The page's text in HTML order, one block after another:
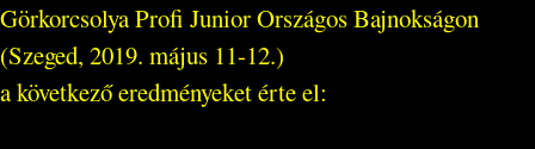
Görkorcsolya Profi Junior Országos Bajnokságon
(Szeged, 2019. május 11-12.)
a következő eredményeket érte el: